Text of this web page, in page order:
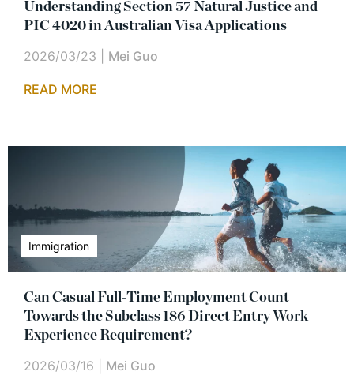
Understanding Section 57 Natural Justice and
PIC 4020 in Australian Visa Applications
2026/03/23 Mei Guo
READ MORE
Immigration
Can Casual Full-Time Employment Count
Towards the Subclass 186 Direct Entry Work
Experience Requirement?
2026/03/16 Mei Guo